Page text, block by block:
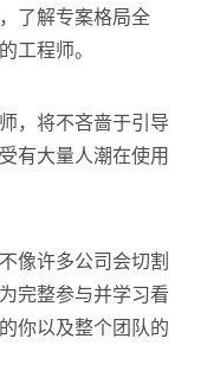
了解专案格局全
工程师。
，将不吝啬于引导
有大量人潮在使用
像许多公司会切割
完整参与并学习看
你以及整个团队的